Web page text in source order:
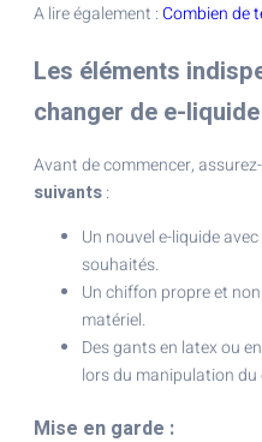
A lire également :Combien de
Les éléments
changer de e-liquide
Avant de commencer,
suivants:
Un nouvel e-liquide
souhaités.
Un chiffon propre et
matériel.
Des gants en latex ou
lors du manipulation du
Mise en garde :